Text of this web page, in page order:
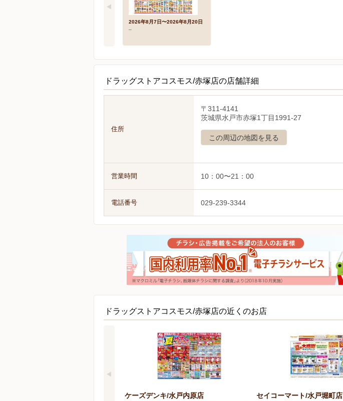
2026年8月7日〜2026年8月20日
ドラッグストアコスモス/赤塚店の店舗詳細
住所
〒311-4141
茨城県水戸市赤塚1丁目1991-27
この周辺の地図を見る
営業時間 10：00〜21：00
電話番号 029-239-3344
ドラッグストアコスモス/赤塚店の近くのお店
ケーズデンキ/水戸内原店 セイコーマート/水戸堀町店